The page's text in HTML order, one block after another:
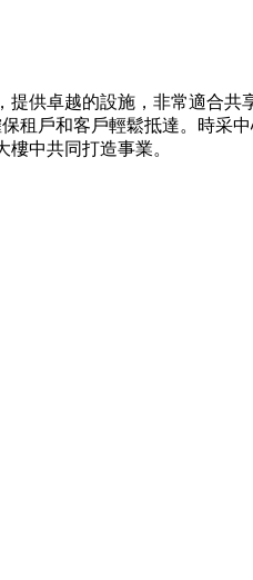
供卓越的設施，非常適合
租戶和客戶輕鬆抵達。時
中共同打造事業。